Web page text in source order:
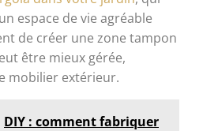
espace de vie agréable
de créer une zone tampon
être mieux gérée,
mobilier extérieur.
DIY : comment fabriquer